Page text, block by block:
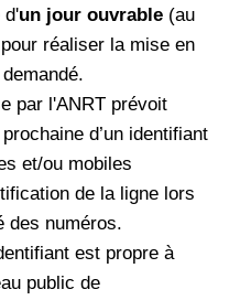
d'un jour ouvrable (au
réaliser la mise en
par l'ANRT prévoit
d’un identifiant
et/ou mobiles
de la ligne lors
des numéros.
est propre à
public de